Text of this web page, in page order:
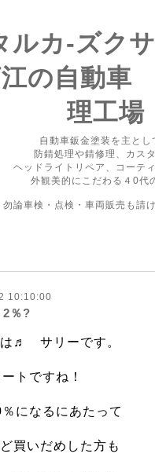
ルカ-ズ
江の自動
理工場
自動車鈑金塗装を主とし
防錆処理や錆修理、カス
ヘッドライトリペア、コーテ
外観美的にこだわる４0代
勿論車検・点検・車両販売も請
10:10:00
％?
は♬ サリーです。
トですね！
になるにあたって
買いだめした方も